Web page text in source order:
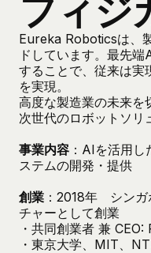
フィジ
Eureka Roboticsは、
ドしています。最先
することで、従来は実
を実現。
高度な製造業の未来を
次世代のロボットソリ
事業内容 ：AIを活用
ステムの開発・提供
創業 ：2018年 シン
チャーとして創業
・共同創業者 兼
・東京大学、MIT、